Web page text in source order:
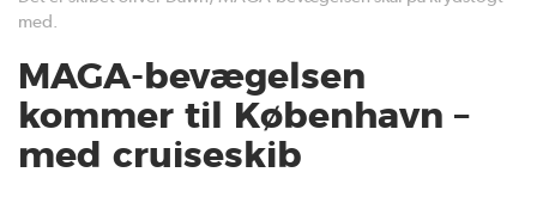
med.
MAGA-bevægelsen
kommer til København –
med cruiseskib